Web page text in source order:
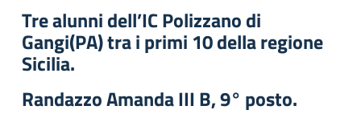
Tre alunni dell’IC Polizzano di
Gangi(PA) tra i primi 10 della regione
Sicilia.
Randazzo Amanda III B, 9° posto.